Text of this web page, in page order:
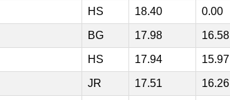
HS 18.40 0.00
BG 17.98 16.58
HS 17.94 15.97
JR 17.51 16.26